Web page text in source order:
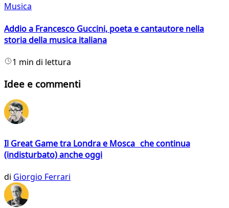
Musica
Addio a Francesco Guccini, poeta e cantautore nella
storia della musica italiana
1 min di lettura
Idee e commenti
Il Great Game tra Londra e Mosca che continua
(indisturbato) anche oggi
di Giorgio Ferrari